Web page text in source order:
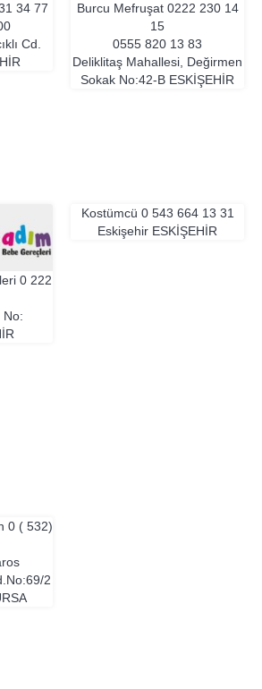
34 77
Cd.
Burcu Mefruşat 0222 230 14
15
0555 820 13 83
Deliklitaş Mahallesi, Değirmen
Sokak No:42-B ESKIŞEHIR
0 222
No:
Kostümcü 0 543 664 13 31
Eskişehir ESKIŞEHIR
0 ( 532)
2